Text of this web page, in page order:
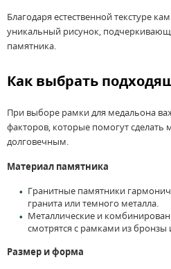
Благодаря естественной текстуре
уникальный рисунок,
памятника.
Как выбрать
При выборе рамки для медальона
факторов, которые помогут
долговечным.
Материал памятника
Гранитные памятники
гранита или темного металла.
Металлические и
смотрятся с рамками из
Размер и форма